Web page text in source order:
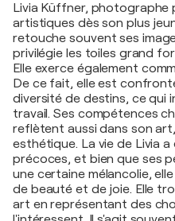
Livia Küffner, photographe
artistiques dès son plus
retouche souvent ses
privilégie les toiles grand
Elle exerce également
De ce fait, elle est
diversité de destins, ce qui
travail. Ses compétences
reflètent aussi dans son
esthétique. La vie de Livia
précoces, et bien que ses
une certaine mélancolie,
de beauté et de joie. Elle
art en représentant des